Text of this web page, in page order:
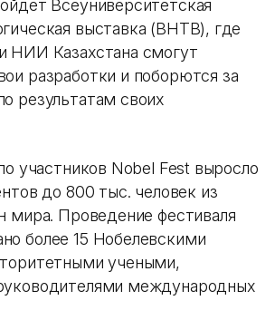
Всеуниверситетская
выставка (ВНТВ), где
НИИ Казахстана смогут
разработки и поборются за
результатам своих
участников Nobel Fest выросло
до 800 тыс. человек из
мира. Проведение фестиваля
более 15 Нобелевскими
учеными,
международных